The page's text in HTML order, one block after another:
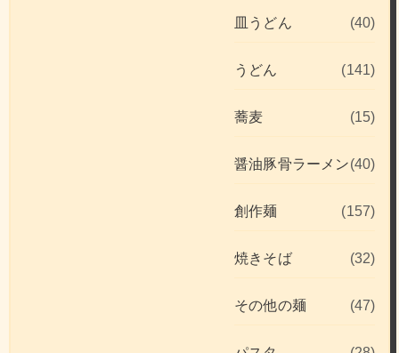
皿うどん (40)
うどん (141)
蕎麦 (15)
醤油豚骨ラーメン(40)
創作麺 (157)
焼きそば (32)
その他の麺 (47)